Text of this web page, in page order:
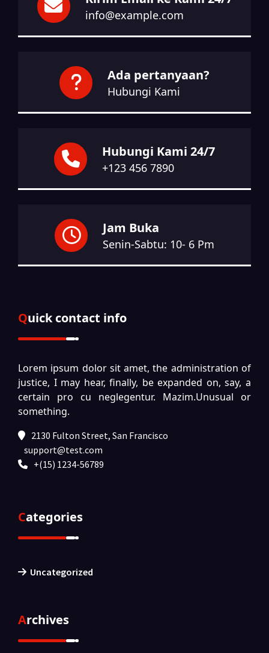
info@example.com
Ada pertanyaan?
Hubungi Kami
Hubungi Kami 24/7
+123 456 7890
Jam Buka
Senin-Sabtu: 10- 6 Pm
Quick contact info
Lorem ipsum dolor sit amet, the administration of
justice, I may hear, finally, be expanded on, say, a
certain pro cu neglegentur. Mazim.Unusual or
something.
2130 Fulton Street, San Francisco
support@test.com
+(15) 1234-56789
Categories
Uncategorized
Archives